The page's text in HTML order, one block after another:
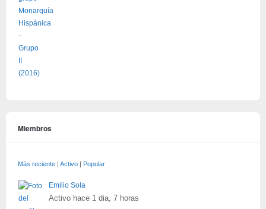
Miembros
Más reciente | Activo | Popular
Emilio Sola
Activo hace 1 dia, 7 horas